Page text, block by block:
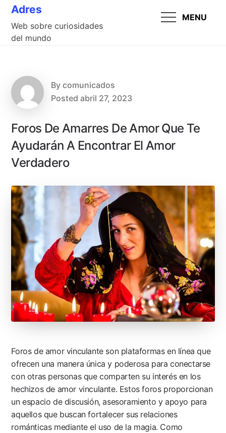
Skip
content
MENU
Adres
Web sobre curiosidades
del mundo
Bycomunicados
Postedabril 27, 2023
Foros De Amarres De Amor Que Te
Ayudarán A Encontrar El Amor
Verdadero
Foros de amor vinculante son plataformas en línea que
ofrecen una manera única y poderosa para conectarse
con otras personas que comparten su interés en los
hechizos de amor vinculante. Estos foros proporcionan
un espacio de discusión, asesoramiento y apoyo para
aquellos que buscan fortalecer sus relaciones
románticas mediante el uso de la magia. Como